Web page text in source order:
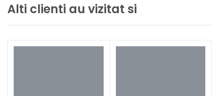
Alti clienti au vizitat si